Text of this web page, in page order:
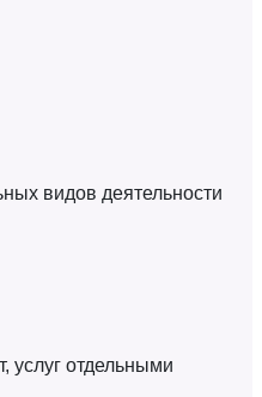
видов деятельности
услуг отдельными